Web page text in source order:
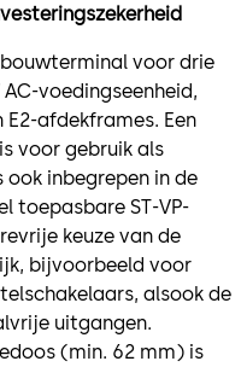
voor drie
voedingseenheid,
afdekframes. Een
voor gebruik als
inbegrepen in de
toepasbare ST-VP-
keuze van de
bijvoorbeeld voor
alsook de
uitgangen.
(min. 62 mm) is